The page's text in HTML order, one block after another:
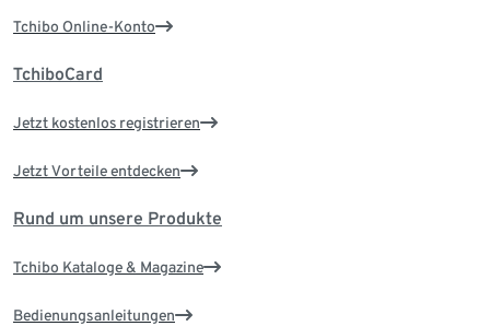
Tchibo Online-Konto
TchiboCard
Jetzt kostenlos registrieren
Jetzt Vorteile entdecken
Rund um unsere Produkte
Tchibo Kataloge & Magazine
Bedienungsanleitungen